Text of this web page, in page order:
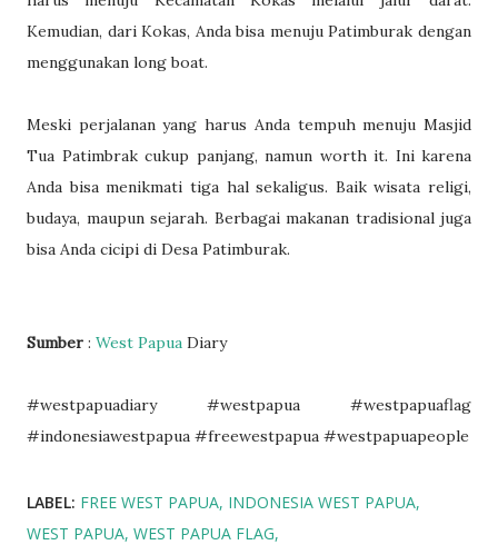
Kemudian, dari Kokas, Anda bisa menuju Patimburak dengan
menggunakan long boat.
Meski perjalanan yang harus Anda tempuh menuju Masjid
Tua Patimbrak cukup panjang, namun worth it. Ini karena
Anda bisa menikmati tiga hal sekaligus. Baik wisata religi,
budaya, maupun sejarah. Berbagai makanan tradisional juga
bisa Anda cicipi di Desa Patimburak.
Sumber : West Papua Diary
#westpapuadiary #westpapua #westpapuaflag
#indonesiawestpapua #freewestpapua #westpapuapeople
LABEL: FREE WEST PAPUA INDONESIA WEST PAPUA
WEST PAPUA WEST PAPUA FLAG